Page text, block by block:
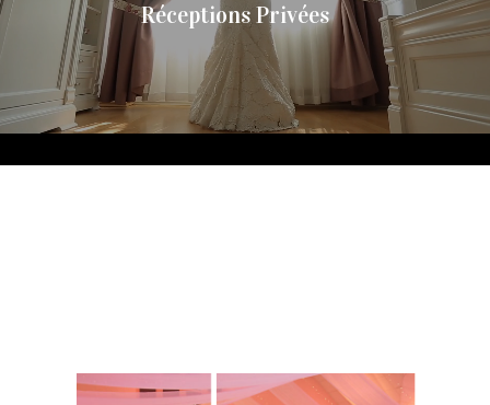
Réceptions Privées